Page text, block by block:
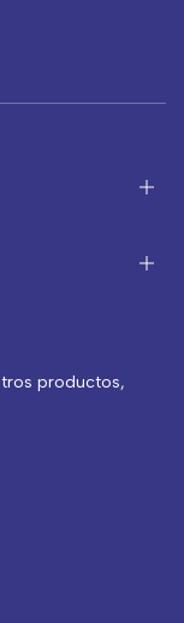
productos,